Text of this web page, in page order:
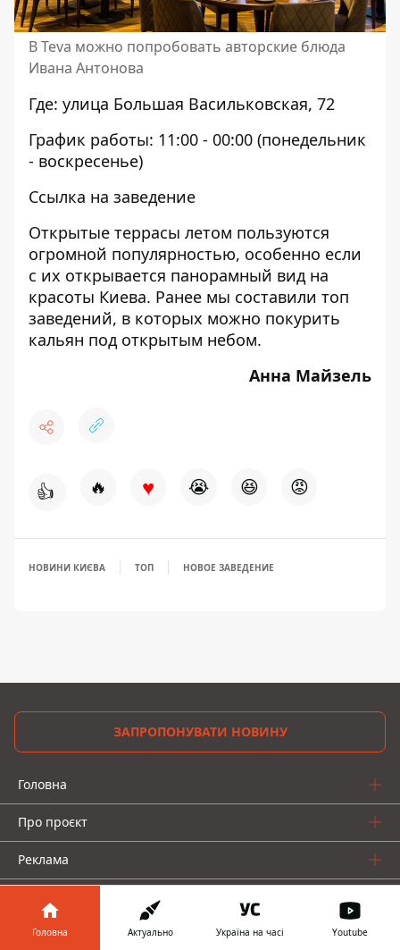
В Teva можно попробовать авторские блюда
Ивана Антонова
Где: улица Большая Васильковская, 72
График работы: 11:00 - 00:00 (понедельник
- воскресенье)
Ссылка на заведение
Открытые террасы летом пользуются
огромной популярностью, особенно если
с их открывается панорамный вид на
красоты Киева. Ранее мы составили топ
заведений, в которых можно покурить
кальян под открытым небом.
Анна Майзель
👍 🔥 ♥ 😭 😆 😡
НОВИНИ КИЄВА ТОП НОВОЕ ЗАВЕДЕНИЕ
ЗАПРОПОНУВАТИ НОВИНУ
Головна
Про проєкт
Реклама
Головна Актуально Україна на часі Youtube